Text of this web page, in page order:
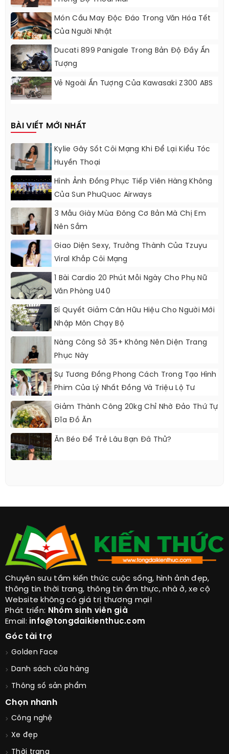
Món Cầu May Độc Đáo Trong Văn Hóa Tết
Của Người Nhật
Ducati 899 Panigale Trong Bản Độ Đầy Ấn
Tượng
Vẻ Ngoài Ấn Tượng Của Kawasaki Z300 ABS
BÀI VIẾT MỚI NHẤT
Kylie Gây Sốt Cõi Mạng Khi Để Lại Kiểu Tóc
Huyền Thoại
Hình Ảnh Đồng Phục Tiếp Viên Hàng Không
Của Sun PhuQuoc Airways
3 Mẫu Giày Mùa Đông Cơ Bản Mà Chị Em
Nên Sắm
Giao Diện Sexy, Trưởng Thành Của Tzuyu
Viral Khắp Cõi Mạng
1 Bài Cardio 20 Phút Mỗi Ngày Cho Phụ Nữ
Văn Phòng U40
Bí Quyết Giảm Cân Hữu Hiệu Cho Người Mới
Nhập Môn Chạy Bộ
Nàng Công Sở 35+ Không Nên Diện Trang
Phục Này
Sự Tương Đồng Phong Cách Trong Tạo Hình
Phim Của Lý Nhất Đồng Và Triệu Lộ Tư
Giảm Thành Công 20kg Chỉ Nhờ Đảo Thứ Tự
Đĩa Đồ Ăn
Ăn Béo Để Trẻ Lâu Bạn Đã Thử?
Chuyên sưu tầm kiến thức cuộc sống, hình ảnh đẹp,
thông tin thời trang, thông tin ẩm thực, nhà ở, xe cộ
Website không có giá trị thương mại!
Phát triển: Nhóm sinh viên già
Email: info@tongdaikienthuc.com
Góc tài trợ
Golden Face
Danh sách cửa hàng
Thông số sản phẩm
Chọn nhanh
Công nghệ
Xe đẹp
Thời trang